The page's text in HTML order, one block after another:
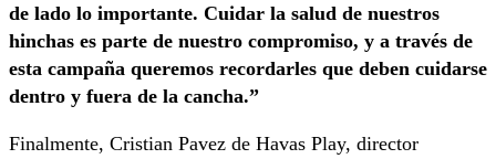
de lado lo importante. Cuidar la salud de nuestros
hinchas es parte de nuestro compromiso, y a través de
esta campaña queremos recordarles que deben cuidarse
dentro y fuera de la cancha.”
Finalmente, Cristian Pavez de Havas Play, director